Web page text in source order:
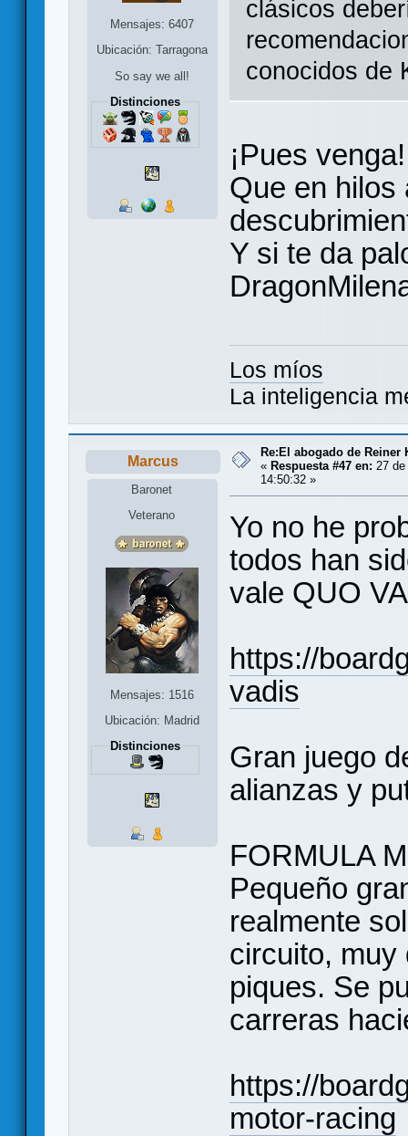
Mensajes: 6407
Ubicación: Tarragona
So say we all!
Distinciones
clásicos
conocidos de
¡Pues
Que en hilos
Y si te da
Los míos
La inteligencia
Marcus
Baronet
Veterano
Mensajes: 1516
Ubicación: Madrid
Distinciones
Re:El abogado de Reiner
« Respuesta #47 en: 27 de
14:50:32 »
Yo no he
todos han
vale QUO
https://
vadis
Gran juego
alianzas y
FORMULA
Pequeño
realmente
circuito, muy
piques. Se
carreras
https://
motor-racing